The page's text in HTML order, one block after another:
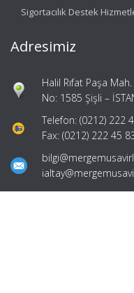
Sigortacılık Destek
Adresimiz
Halil Rıfat Paşa
No: 1585 Şişli –
Telefon: (0212) 222
Fax: (0212) 222 45